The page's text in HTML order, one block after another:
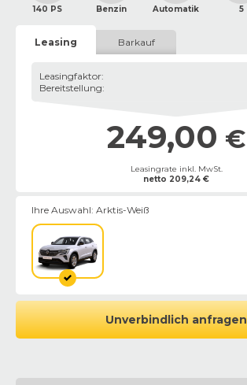
140 PS Benzin Automatik 5
Leasing Barkauf
Leasingfaktor:
Bereitstellung:
249,00 €
Leasingrate inkl. MwSt.
netto 209,24 €
Ihre Auswahl: Arktis-Weiß
Unverbindlich anfragen